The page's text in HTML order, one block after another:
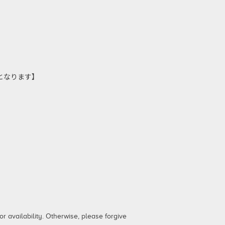
ります】
availability. Otherwise, please forgive